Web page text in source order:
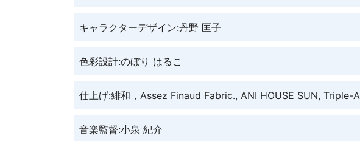
キャラクターデザイン:丹野 匡子
色彩設計:のぼり はるこ
仕上げ:緋和，Assez Finaud Fabric., ANI HOUSE SUN, Triple-A
音楽監督:小泉 紀介